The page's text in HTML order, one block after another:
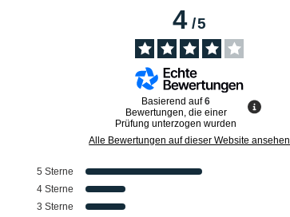
4/5
Basierend auf6
Bewertungen, die einer
Prüfung unterzogen wurden
Alle Bewertungen auf dieser Website ansehen
5 Sterne
4 Sterne
3 Sterne